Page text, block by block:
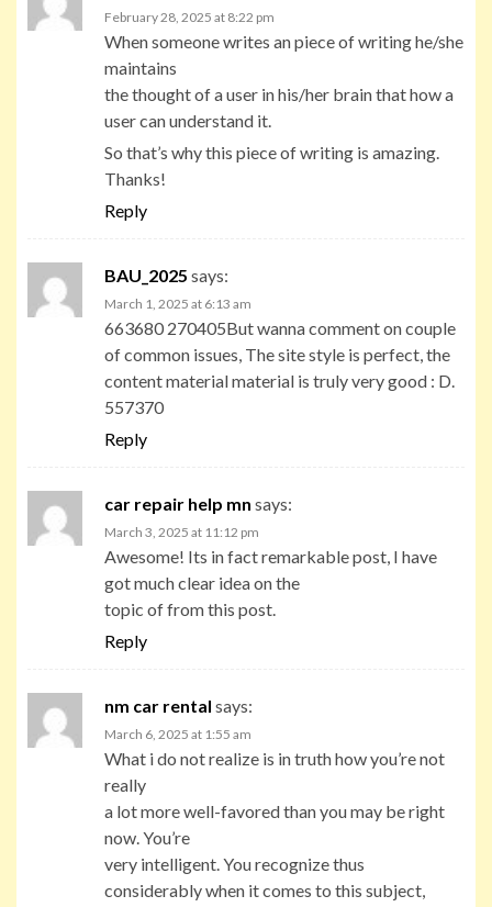
February 28, 2025 at 8:22 pm
When someone writes an piece of writing he/she
maintains
the thought of a user in his/her brain that how a
user can understand it.
So that’s why this piece of writing is amazing.
Thanks!
Reply
BAU_2025 says:
March 1, 2025 at 6:13 am
663680 270405But wanna comment on couple
of common issues, The site style is perfect, the
content material material is truly very good : D.
557370
Reply
car repair help mn says:
March 3, 2025 at 11:12 pm
Awesome! Its in fact remarkable post, I have
got much clear idea on the
topic of from this post.
Reply
nm car rental says:
March 6, 2025 at 1:55 am
What i do not realize is in truth how you’re not
really
a lot more well-favored than you may be right
now. You’re
very intelligent. You recognize thus
considerably when it comes to this subject,